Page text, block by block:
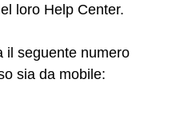
loro Help Center.
il seguente numero
sia da mobile: